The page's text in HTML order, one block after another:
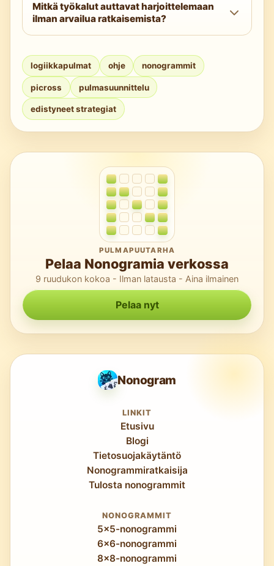
oletetaan solu, edetään muutama askel, ja
jos se rikkoo vihjeen, todistat vastakkaisen
Mitkä työkalut auttavat harjoittelemaan
ilman arvailua ratkaisemista?
joissa on yksikäsitteisyystarkistus sekä X-
merkinnät, rivilaskurit ja etenemisen
seuranta. Harjoittele pienistä ruuduista
suurempiin johdonmukaisuuden
logiikkapulmat ohje nonogrammit
picross pulmasuunnittelu
edistyneet strategiat
PULMAPUUTARHA
Pelaa Nonogramia verkossa
9 ruudukon kokoa - Ilman latausta - Aina ilmainen
Pelaa nyt
Nonogram
LINKIT
Etusivu
Blogi
Tietosuojakäytäntö
Nonogrammiratkaisija
Tulosta nonogrammit
NONOGRAMMIT
5x5-nonogrammi
6x6-nonogrammi
8x8-nonogrammi